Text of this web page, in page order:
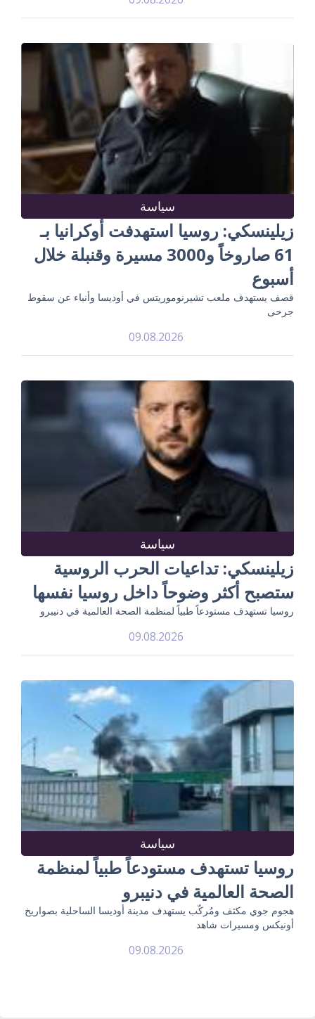
سياسة
زيلينسكي: روسيا استهدفت أوكرانيا بـ
61 صاروخاً و3000 مسيرة وقنبلة خلال
أسبوع
قصف يستهدف ملعب تشيرنوموريتس في أوديسا وأنباء عن سقوط
جرحى
09.08.2026
سياسة
زيلينسكي: تداعيات الحرب الروسية
ستصبح أكثر وضوحاً داخل روسيا نفسها
روسيا تستهدف مستودعاً طبياً لمنظمة الصحة العالمية في دنيبرو
09.08.2026
سياسة
روسيا تستهدف مستودعاً طبياً لمنظمة
الصحة العالمية في دنيبرو
هجوم جوي مكثف ومُركّب يستهدف مدينة أوديسا الساحلية بصواريخ
أونيكس ومسيرات شاهد
09.08.2026